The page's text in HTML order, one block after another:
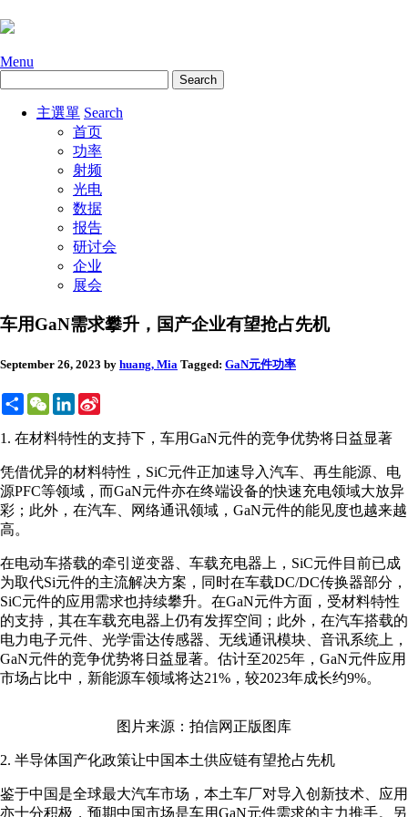
Menu
主選單 Search
首页
功率
射频
光电
数据
报告
研讨会
企业
展会
车用GaN需求攀升，国产企业有望抢占先机
September 26, 2023 by huang, Mia Tagged: GaN元件功率
ShareWeChatLinkedIn
1. 在材料特性的支持下，车用GaN元件的竞争优势将日益显著
凭借优异的材料特性，SiC元件正加速导入汽车、再生能源、电
源PFC等领域，而GaN元件亦在终端设备的快速充电领域大放异
彩；此外，在汽车、网络通讯领域，GaN元件的能见度也越来越
高。
在电动车搭载的牵引逆变器、车载充电器上，SiC元件目前已成
为取代Si元件的主流解决方案，同时在车载DC/DC传换器部分，
SiC元件的应用需求也持续攀升。在GaN元件方面，受材料特性
的支持，其在车载充电器上仍有发挥空间；此外，在汽车搭载的
电力电子元件、光学雷达传感器、无线通讯模块、音讯系统上，
GaN元件的竞争优势将日益显著。估计至2025年，GaN元件应用
市场占比中，新能源车领域将达21%，较2023年成长约9%。
图片来源：拍信网正版图库
2. 半导体国产化政策让中国本土供应链有望抢占先机
鉴于中国是全球最大汽车市场，本土车厂对导入创新技术、应用
亦十分积极，预期中国市场是车用GaN元件需求的主力推手。另